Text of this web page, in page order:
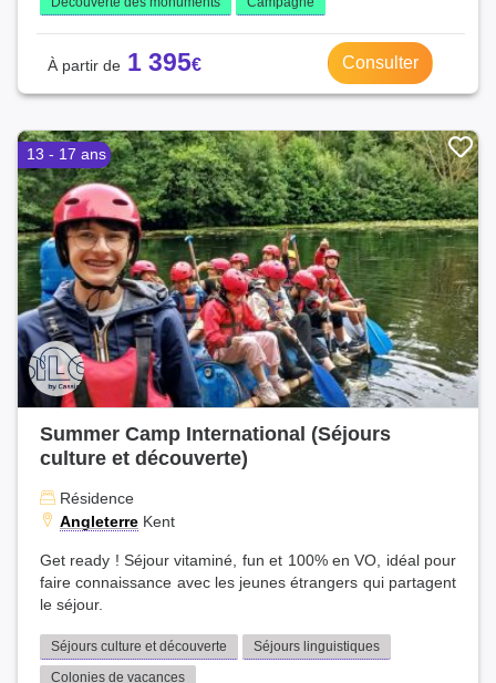
1 395 Consulter
13 - 17 ans
Summer Camp International (Séjours
culture et découverte)
Résidence
Angleterre Kent
Get ready ! Séjour vitaminé, fun et 100% en VO, idéal pour
faire connaissance avec les jeunes étrangers qui partagent
le séjour.
Séjours culture et découverte
Séjours linguistiques
Colonies de vacances